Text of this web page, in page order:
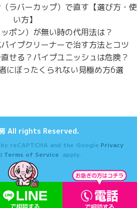
ラバーカップ）で直す【選び方・使
い方】
ポン）が無い時の代用法は？
イプクリーナーで治す方法とコツ
せる？パイプユニッシュは危険？
にぼったくられない見極め方6選
All rights Reserved.
reCAPTCHA and the Google Privacy
Terms of Service apply.